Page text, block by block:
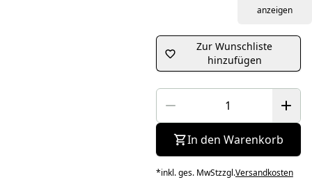
anzeigen
Zur Wunschliste
hinzufügen
In den Warenkorb
*inkl. ges. MwStzzgl.Versandkosten